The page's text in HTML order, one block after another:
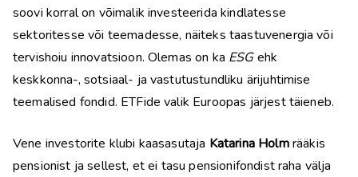
soovi korral on võimalik investeerida kindlatesse
sektoritesse või teemadesse, näiteks taastuvenergia või
tervishoiu innovatsioon. Olemas on ka ESGehk
keskkonna-, sotsiaal- ja vastutustundliku ärijuhtimise
teemalised fondid. ETFide valik Euroopas järjest täieneb.
Vene investorite klubi kaasasutaja Katarina Holmrääkis
pensionist ja sellest, et ei tasu pensionifondist raha välja